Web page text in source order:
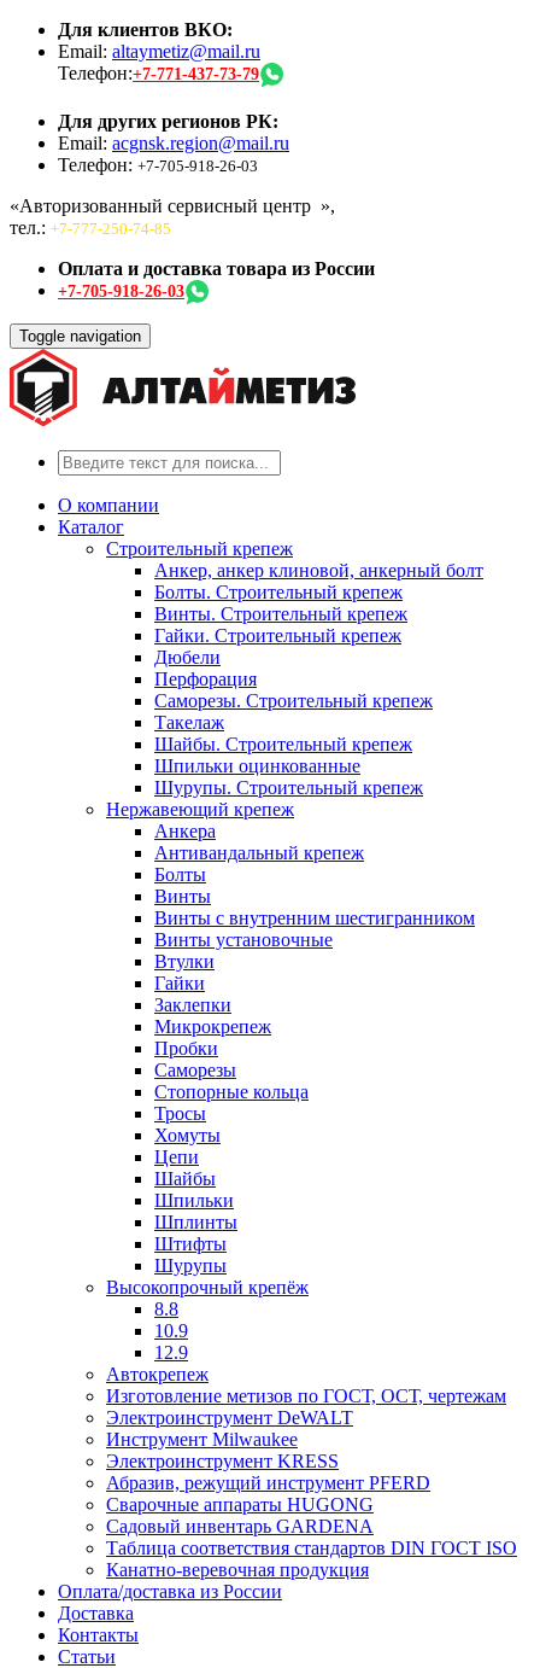
Для клиентов ВКО:
Email: altaymetiz@mail.ru
Телефон:+7-771-437-73-79
Для других регионов РК:
Email: acgnsk.region@mail.ru
Телефон: +7-705-918-26-03
«Авторизованный сервисный центр »,
тел.: +7-777-250-74-85
Оплата и доставка товара из России
+7-705-918-26-03
Toggle navigation
О компании
Каталог
Строительный крепеж
Анкер, анкер клиновой, анкерный болт
Болты. Строительный крепеж
Винты. Строительный крепеж
Гайки. Строительный крепеж
Дюбели
Перфорация
Саморезы. Строительный крепеж
Такелаж
Шайбы. Строительный крепеж
Шпильки оцинкованные
Шурупы. Строительный крепеж
Нержавеющий крепеж
Анкера
Антивандальный крепеж
Болты
Винты
Винты с внутренним шестигранником
Винты установочные
Втулки
Гайки
Заклепки
Микрокрепеж
Пробки
Саморезы
Стопорные кольца
Тросы
Хомуты
Цепи
Шайбы
Шпильки
Шплинты
Штифты
Шурупы
Высокопрочный крепёж
8.8
10.9
12.9
Автокрепеж
Изготовление метизов по ГОСТ, ОСТ, чертежам
Электроинструмент DeWALT
Инструмент Milwaukee
Электроинструмент KRESS
Абразив, режущий инструмент PFERD
Сварочные аппараты HUGONG
Садовый инвентарь GARDENA
Таблица соответствия стандартов DIN ГОСТ ISO
Канатно-веревочная продукция
Оплата/доставка из России
Доставка
Контакты
Статьи